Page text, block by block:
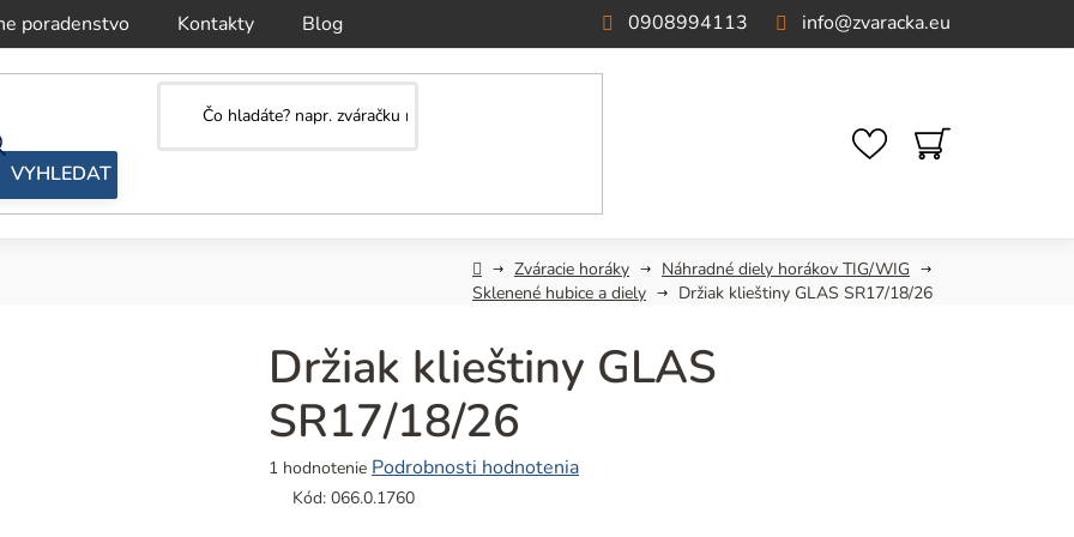
poradenstvo Kontakty Blog info@zvaracka.eu
0908994113
NÁKUPNÝ
KOŠÍK
DomovZváracie horáky
Náhradné diely horákov TIG/WIG
Sklenené hubice a diely
Držiak klieštiny GLAS SR17/18/26
Držiak klieštiny GLAS
SR17/18/26
Priemerné
hodnotenie
1 hodnotenie Podrobnosti hodnotenia
Kód: 066.0.1760